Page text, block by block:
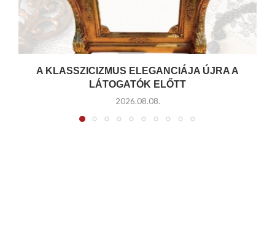
A KLASSZICIZMUS ELEGANCIÁJA ÚJRA A
LÁTOGATÓK ELŐTT
2026.08.08.